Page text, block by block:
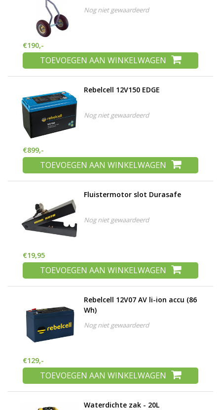
Nog niet gewaardeerd
€190,-
TOEVOEGEN AAN WINKELWAGEN
Rebelcell 12V150 EDGE
Nog niet gewaardeerd
€899,-
TOEVOEGEN AAN WINKELWAGEN
Fluistermotor slot Durasafe
Nog niet gewaardeerd
€19,95
TOEVOEGEN AAN WINKELWAGEN
Rebelcell 12V07 AV li-ion accu (86
Wh)
Nog niet gewaardeerd
€129,-
TOEVOEGEN AAN WINKELWAGEN
Waterdichte zak - 20L